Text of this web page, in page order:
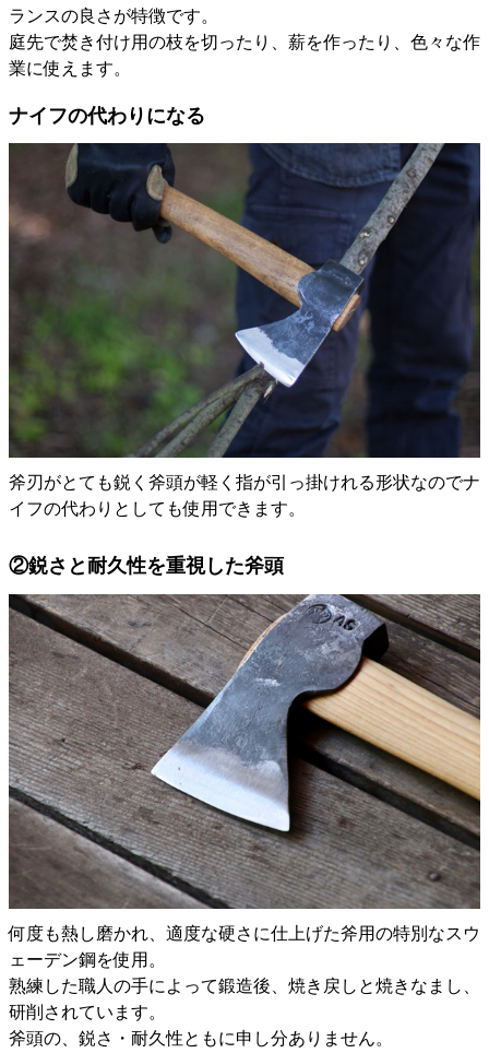
ランスの良さが特徴です。
庭先で焚き付け用の枝を切ったり、薪を作ったり、色々な作
業に使えます。
ナイフの代わりになる
斧刃がとても鋭く斧頭が軽く指が引っ掛けれる形状なのでナ
イフの代わりとしても使用できます。
②鋭さと耐久性を重視した斧頭
何度も熱し磨かれ、適度な硬さに仕上げた斧用の特別なスウ
ェーデン鋼を使用。
熟練した職人の手によって鍛造後、焼き戻しと焼きなまし、
研削されています。
斧頭の、鋭さ・耐久性ともに申し分ありません。